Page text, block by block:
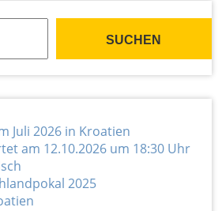
SUCHEN
Juli 2026 in Kroatien
am 12.10.2026 um 18:30 Uhr
2025